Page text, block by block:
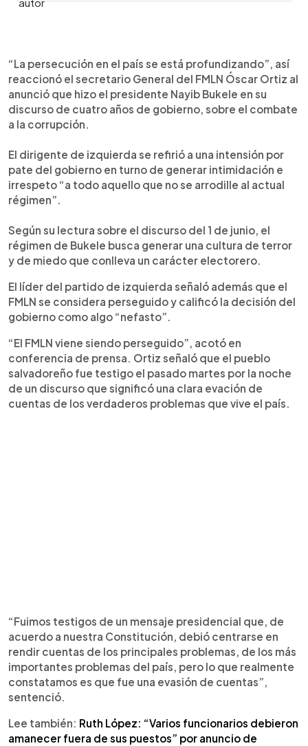
Escuchar artículo
“La persecución en el país se está profundizando”, así
reaccionó el secretario General del FMLN Óscar Ortiz al
anunció que hizo el presidente Nayib Bukele en su
discurso de cuatro años de gobierno, sobre el combate
a la corrupción.
El dirigente de izquierda se refirió a una intensión por
pate del gobierno en turno de generar intimidación e
irrespeto “a todo aquello que no se arrodille al actual
régimen”.
Según su lectura sobre el discurso del 1 de junio, el
régimen de Bukele busca generar una cultura de terror
y de miedo que conlleva un carácter electorero.
El líder del partido de izquierda señaló además que el
FMLN se considera perseguido y calificó la decisión del
gobierno como algo “nefasto”.
“El FMLN viene siendo perseguido”, acotó en
conferencia de prensa. Ortiz señaló que el pueblo
salvadoreño fue testigo el pasado martes por la noche
de un discurso que significó una clara evación de
cuentas de los verdaderos problemas que vive el país.
“Fuimos testigos de un mensaje presidencial que, de
acuerdo a nuestra Constitución, debió centrarse en
rendir cuentas de los principales problemas, de los más
importantes problemas del país, pero lo que realmente
constatamos es que fue una evasión de cuentas”,
sentenció.
Lee también: Ruth López: “Varios funcionarios debieron
amanecer fuera de sus puestos” por anuncio de